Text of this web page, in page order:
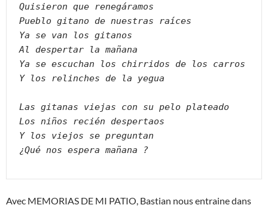
Quisieron que renegáramos
Pueblo gitano de nuestras raíces
Ya se van los gitanos
Al despertar la mañana
Ya se escuchan los chirridos de los carros
Y los relinches de la yegua
Las gitanas viejas con su pelo plateado
Los niños recién despertaos
Y los viejos se preguntan
¿Qué nos espera mañana ?
Avec MEMORIAS DE MI PATIO, Bastian nous entraine dans